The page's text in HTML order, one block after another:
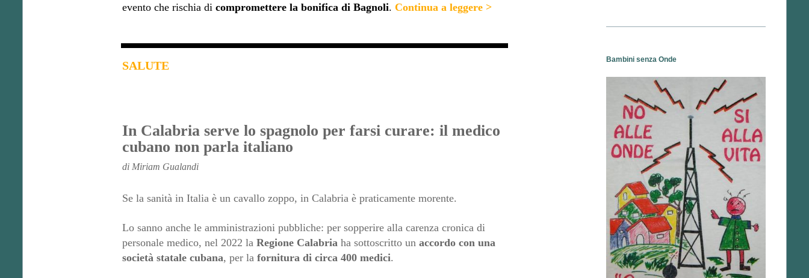
evento che rischia di compromettere la bonifica di Bagnoli. Continua a leggere >
SALUTE
In Calabria serve lo spagnolo per farsi curare: il medico
cubano non parla italiano
di Miriam Gualandi
Se la sanità in Italia è un cavallo zoppo, in Calabria è praticamente morente.
Lo sanno anche le amministrazioni pubbliche: per sopperire alla carenza cronica di
personale medico, nel 2022 la Regione Calabria ha sottoscritto un accordo con una
società statale cubana, per la fornitura di circa 400 medici.
Bambini senza Onde